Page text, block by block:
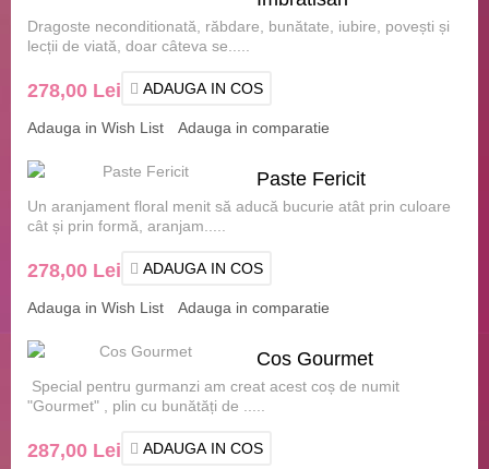
Dragoste neconditionată, răbdare, bunătate, iubire, povești și
lecții de viată, doar câteva se.....
278,00 Lei ADAUGA IN COS
Adauga in Wish List Adauga in comparatie
Paste Fericit
Un aranjament floral menit să aducă bucurie atât prin culoare
cât și prin formă, aranjam.....
278,00 Lei ADAUGA IN COS
Adauga in Wish List Adauga in comparatie
Cos Gourmet
Special pentru gurmanzi am creat acest coș de numit
"Gourmet" , plin cu bunătăți de .....
287,00 Lei ADAUGA IN COS